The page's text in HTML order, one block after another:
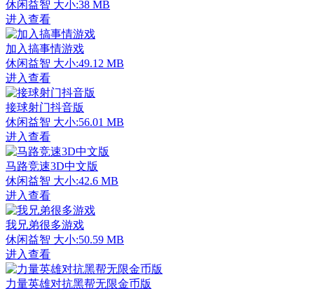
休闲益智 大小:38 MB
进入查看
加入搞事情游戏
休闲益智 大小:49.12 MB
进入查看
接球射门抖音版
休闲益智 大小:56.01 MB
进入查看
马路竞速3D中文版
休闲益智 大小:42.6 MB
进入查看
我兄弟很多游戏
休闲益智 大小:50.59 MB
进入查看
力量英雄对抗黑帮无限金币版